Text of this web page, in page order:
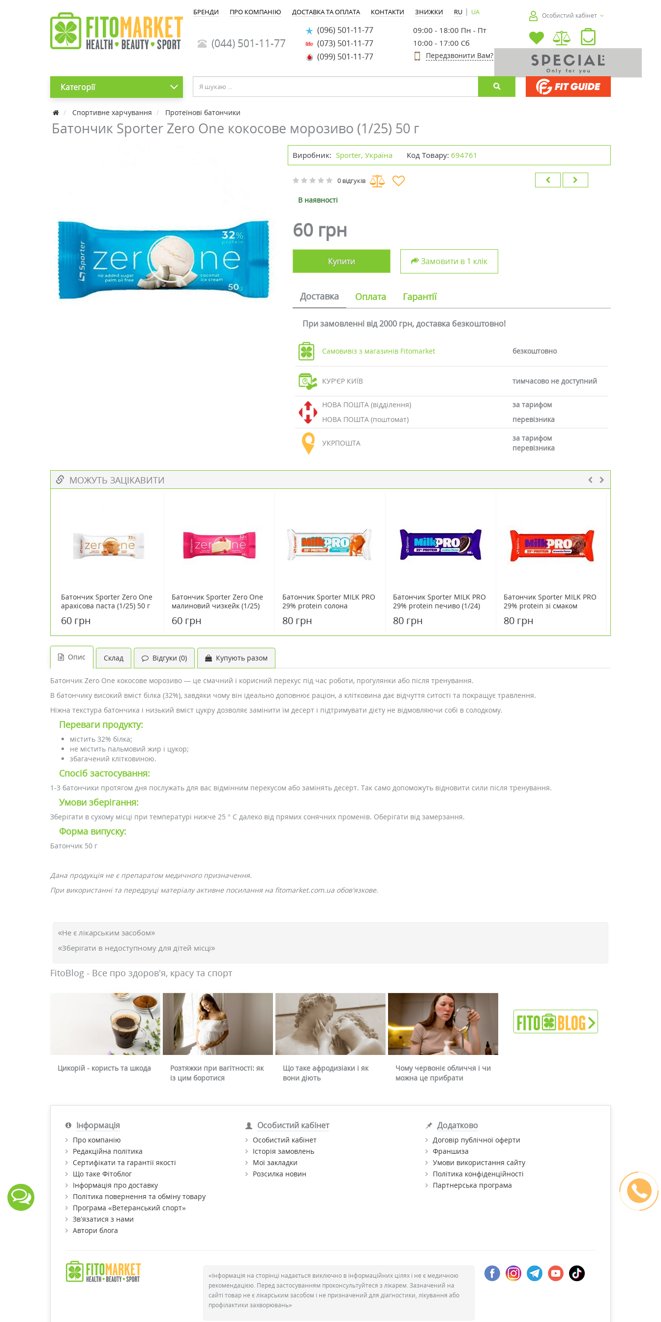
БРЕНДИ ПРО КОМПАНІЮ ДОСТАВКА ТА ОПЛАТА КОНТАКТИ ЗНИЖКИ RU | UA
(044) 501-11-77
(096) 501-11-77
(073) 501-11-77
(099) 501-11-77
09:00 - 18:00 Пн - Пт
10:00 - 17:00 Сб
Передзвонити Вам?
Особистий кабінет
Категорії
Cпортивне харчування Протеїнові батончики
Батончик Sporter Zero One кокосове морозиво (1/25) 50 г
Виробник: Sporter, Україна Код Товару: 694761
0 відгуків
В наявності
60 грн
Купити Замовити в 1 клік
Доставка Оплата Гарантії
При замовленні від 2000 грн, доставка безкоштовно!
Самовивіз з магазинів Fitomarket безкоштовно
КУР'ЄР КИЇВ тимчасово не доступний
НОВА ПОШТА (відділення)
за тарифом
НОВА ПОШТА (поштомат)
перевізника
УКРПОШТА
за тарифом
перевізника
МОЖУТЬ ЗАЦІКАВИТИ
Батончик Sporter Zero One
арахісова паста (1/25) 50 г
60 грн
Батончик Sporter Zero One
малиновий чизкейк (1/25)
60 грн
Батончик Sporter MILK PRO
29% protein солона
80 грн
Батончик Sporter MILK PRO
29% protein печиво (1/24)
80 грн
Батончик Sporter MILK PRO
29% protein зі смаком
80 грн
Опис Склад Відгуки (0) Купують разом
Батончик Zero One кокосове морозиво — це смачний і корисний перекус під час роботи, прогулянки або після тренування.
В батончику високий вміст білка (32%), завдяки чому він ідеально доповнює раціон, а клітковина дає відчуття ситості та покращує травлення.
Ніжна текстура батончика і низький вміст цукру дозволяє замінити їм десерт і підтримувати дієту не відмовляючи собі в солодкому.
Переваги продукту:
містить 32% білка;
не містить пальмовий жир і цукор;
збагачений клітковиною.
Спосіб застосування:
1-3 батончики протягом дня послужать для вас відмінним перекусом або замінять десерт. Так само допоможуть відновити сили після тренування.
Умови зберігання:
Зберігати в сухому місці при температурі нижче 25 ° C далеко від прямих сонячних променів. Оберігати від замерзання.
Форма випуску:
Батончик 50 г
Дана продукція не є препаратом медичного призначення.
При використанні та передруці матеріалу активне посилання на fitomarket.com.ua обов'язкове.
«Не є лікарським засобом»
«Зберігати в недоступному для дітей місці»
FitoBlog - Все про здоров'я, красу та спорт
Цикорій - користь та шкода
Розтяжки при вагітності: як
із цим боротися
Що таке афродизіаки і як
вони діють
Чому червоніє обличчя і чи
можна це прибрати
Інформація
Про компанію
Редакційна політика
Сертифікати та гарантії якості
Що таке Фітоблог
Інформація про доставку
Політика повернення та обміну товару
Програма «Ветеранський спорт»
Зв’язатися з нами
Автори блога
Особистий кабінет
Особистий кабінет
Історія замовлень
Мої закладки
Розсилка новин
Додатково
Договір публічної оферти
Франшиза
Умови використання сайту
Політика конфіденційності
Партнерська програма
«Інформація на сторінці надається виключно в інформаційних цілях і не є медичною
рекомендацією. Перед застосуванням проконсультуйтеся з лікарем. Зазначений на
сайті товар не є лікарським засобом і не призначений для діагностики, лікування або
профілактики захворювань»